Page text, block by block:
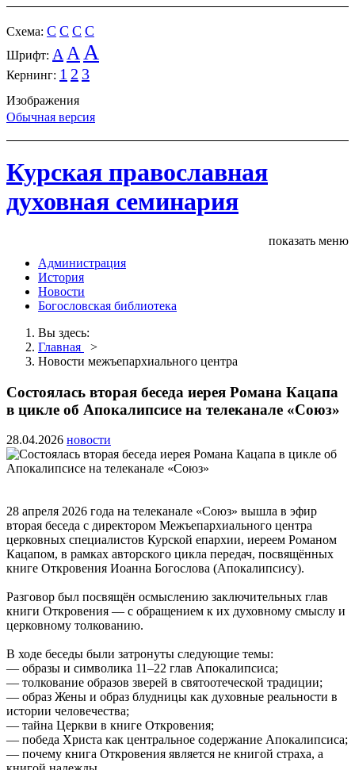
Cхема: C C C C
Шрифт: A A A
Кернинг: 1 2 3
Изображения
Обычная версия
Курская православная
духовная семинария
показать меню
Администрация
История
Новости
Богословская библиотека
Вы здесь:
Главная
>
Новости межъепархиального центра
Состоялась вторая беседа иерея Романа Кацапа
в цикле об Апокалипсисе на телеканале «Союз»
28.04.2026 новости
28 апреля 2026 года на телеканале «Союз» вышла в эфир
вторая беседа с директором Межъепархиального центра
церковных специалистов Курской епархии, иереем Романом
Кацапом, в рамках авторского цикла передач, посвящённых
книге Откровения Иоанна Богослова (Апокалипсису).
Разговор был посвящён осмыслению заключительных глав
книги Откровения — с обращением к их духовному смыслу и
церковному толкованию.
В ходе беседы были затронуты следующие темы:
— образы и символика 11–22 глав Апокалипсиса;
— толкование образов зверей в святоотеческой традиции;
— образ Жены и образ блудницы как духовные реальности в
истории человечества;
— тайна Церкви в книге Откровения;
— победа Христа как центральное содержание Апокалипсиса;
— почему книга Откровения является не книгой страха, а